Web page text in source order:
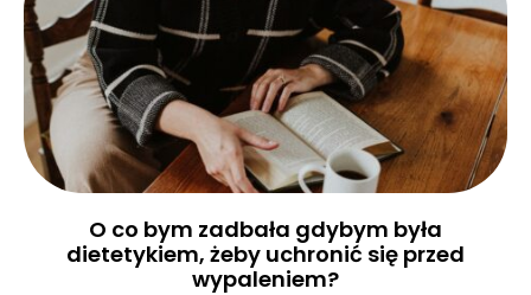
O co bym zadbała gdybym była
dietetykiem, żeby uchronić się przed
wypaleniem?